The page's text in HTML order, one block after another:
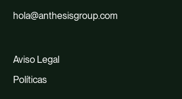
hola@anthesisgroup.com
Aviso Legal
Políticas